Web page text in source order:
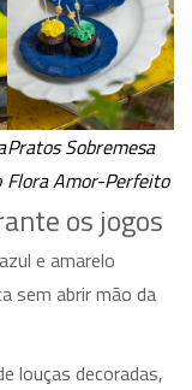
Pratos Sobremesa
Flora Amor-Perfeito
os jogos
e amarelo
sem abrir mão da
louças decoradas,